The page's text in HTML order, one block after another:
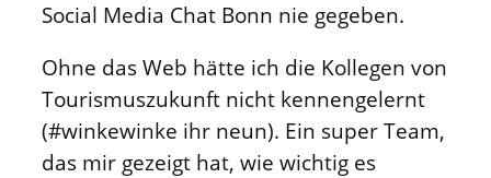
Social Media Chat Bonn nie gegeben.
Ohne das Web hätte ich die Kollegen von
Tourismuszukunft nicht kennengelernt
(#winkewinke ihr neun). Ein super Team,
das mir gezeigt hat, wie wichtig es